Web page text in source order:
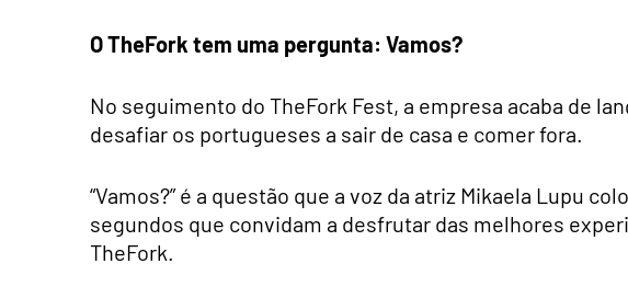
O TheFork tem uma pergunta: Vamos?
No seguimento do TheFork Fest, a empresa acaba de
desafiar os portugueses a sair de casa e comer fora.
“Vamos?” é a questão que a voz da atriz Mikaela Lupu
segundos que convidam a desfrutar das melhores
TheFork.